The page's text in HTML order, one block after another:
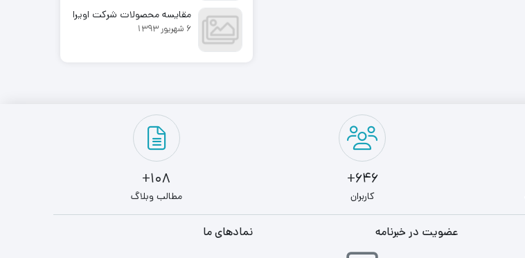
مقایسه محصولات شرکت اویرا
6 شهریور 1393
646+
کاربران
108+
مطالب وبلاگ
عضویت در خبرنامه نمادهای ما